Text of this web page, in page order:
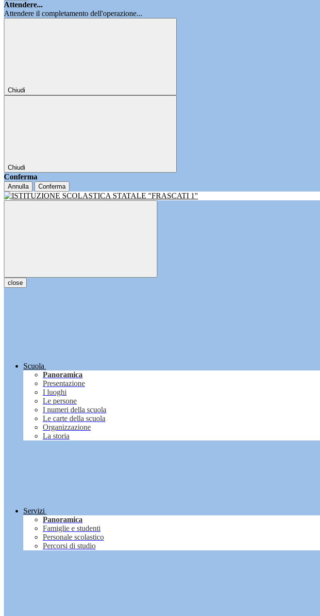
Attendere...
Attendere il completamento dell'operazione...
Chiudi
Chiudi
Conferma
Annulla Conferma
close
Scuola
Panoramica
Presentazione
I luoghi
Le persone
I numeri della scuola
Le carte della scuola
Organizzazione
La storia
Servizi
Panoramica
Famiglie e studenti
Personale scolastico
Percorsi di studio